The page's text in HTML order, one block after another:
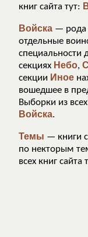
книг сайта тут:
Войска — рода
отдельные
специальности
секциях Небо,
секции Иное
вошедшее в
Выборки из
Войска.
Темы — книги
по некторым
всех книг сайта